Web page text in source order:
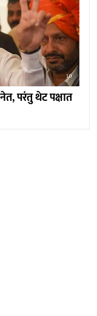
परंतु थेट पक्षात